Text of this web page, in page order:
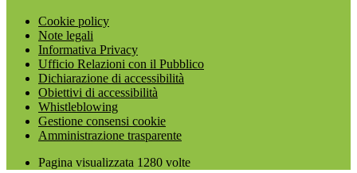
Cookie policy
Note legali
Informativa Privacy
Ufficio Relazioni con il Pubblico
Dichiarazione di accessibilità
Obiettivi di accessibilità
Whistleblowing
Gestione consensi cookie
Amministrazione trasparente
Pagina visualizzata 1280 volte